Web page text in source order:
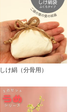
しけ絹（分骨用）